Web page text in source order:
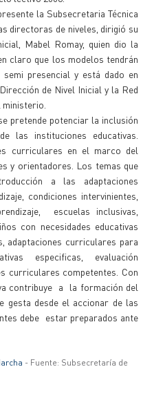
la Subsecretaria Técnica
directoras de niveles, dirigió su
Mabel Romay, quien dio la
claro que los modelos tendrán
presencial y está dado en
de Nivel Inicial y la Red
pretende potenciar la inclusión
las instituciones educativas.
curriculares en el marco del
y orientadores. Los temas que
a las adaptaciones
condiciones intervinientes,
escuelas inclusivas,
con necesidades educativas
adaptaciones curriculares para
especificas, evaluación
curriculares competentes. Con
contribuye a la formación del
gesta desde el accionar de las
debe estar preparados ante
- Fuente: Subsecretaría de